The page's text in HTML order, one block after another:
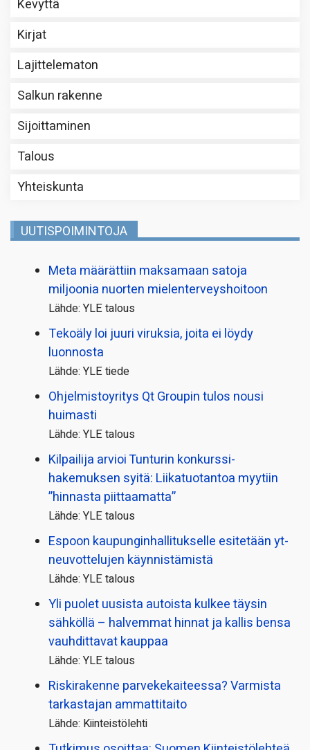
Kevyttä
Kirjat
Lajittelematon
Salkun rakenne
Sijoittaminen
Talous
Yhteiskunta
UUTISPOIMINTOJA
Meta määrättiin maksamaan satoja
miljoonia nuorten mielenterveyshoitoon
Lähde: YLE talous
Tekoäly loi juuri viruksia, joita ei löydy
luonnosta
Lähde: YLE tiede
Ohjelmistoyritys Qt Groupin tulos nousi
huimasti
Lähde: YLE talous
Kilpailija arvioi Tunturin konkurssi­
hakemuksen syitä: Liikatuotantoa myytiin
”hinnasta piittaamatta”
Lähde: YLE talous
Espoon kaupungin­hallitukselle esitetään yt-
neuvottelujen käynnistämistä
Lähde: YLE talous
Yli puolet uusista autoista kulkee täysin
sähköllä – halvemmat hinnat ja kallis bensa
vauhdittavat kauppaa
Lähde: YLE talous
Riskirakenne parvekekaiteessa? Varmista
tarkastajan ammattitaito
Lähde: Kiinteistölehti